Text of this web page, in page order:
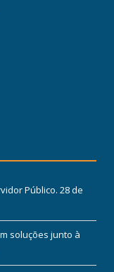
Público. 28 de
soluções junto à